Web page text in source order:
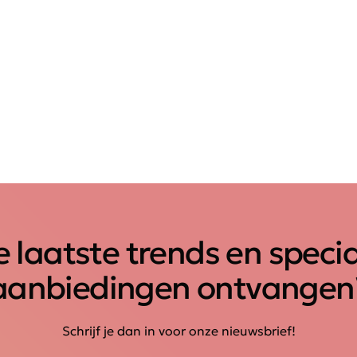
laatste trends en
Schrijf je dan in voor onze nieuwsbrief!